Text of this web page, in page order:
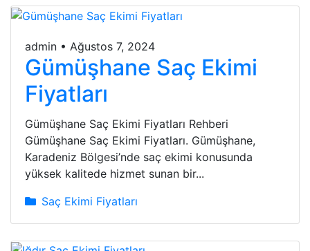
admin • Ağustos 7, 2024
Gümüşhane Saç Ekimi
Fiyatları
Gümüşhane Saç Ekimi Fiyatları Rehberi
Gümüşhane Saç Ekimi Fiyatları. Gümüşhane,
Karadeniz Bölgesi’nde saç ekimi konusunda
yüksek kalitede hizmet sunan bir...
Saç Ekimi Fiyatları